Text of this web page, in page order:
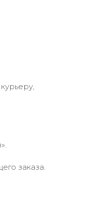
заказа.